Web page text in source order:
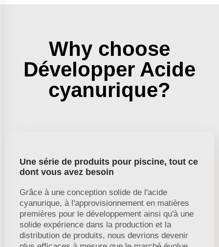
Why choose
Développer Acide
cyanurique?
Une série de produits pour piscine, tout ce
dont vous avez besoin
Grâce à une conception solide de l'acide
cyanurique, à l'approvisionnement en matières
premières pour le développement ainsi qu'à une
solide expérience dans la production et la
distribution de produits, nous devrions devenir